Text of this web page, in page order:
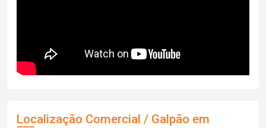
Localização Comercial / Galpão em